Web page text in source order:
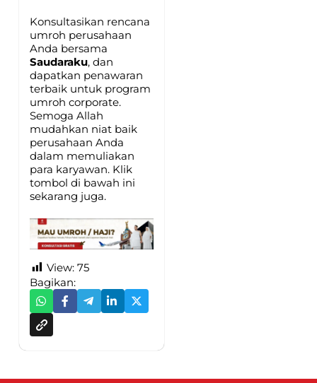
Konsultasikan rencana
umroh perusahaan
Anda bersama
Saudaraku, dan
dapatkan penawaran
terbaik untuk program
umroh corporate.
Semoga Allah
mudahkan niat baik
perusahaan Anda
dalam memuliakan
para karyawan. Klik
tombol di bawah ini
sekarang juga.
View: 75
Bagikan: